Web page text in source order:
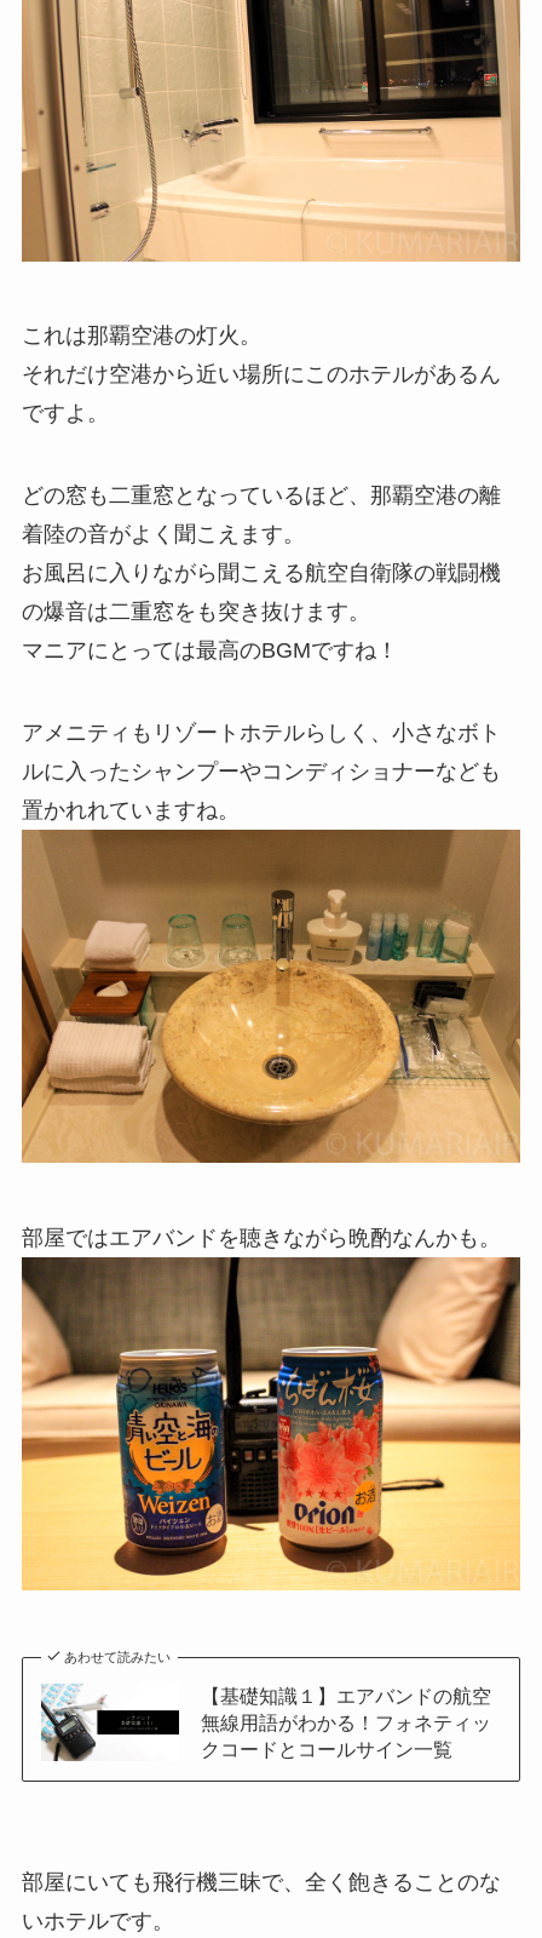
これは那覇空港の灯火。
それだけ空港から近い場所にこのホテルがあるん
ですよ。
どの窓も二重窓となっているほど、那覇空港の離
着陸の音がよく聞こえます。
お風呂に入りながら聞こえる航空自衛隊の戦闘機
の爆音は二重窓をも突き抜けます。
マニアにとっては最高のBGMですね！
アメニティもリゾートホテルらしく、小さなボト
ルに入ったシャンプーやコンディショナーなども
置かれれていますね。
部屋ではエアバンドを聴きながら晩酌なんかも。
あわせて読みたい
【基礎知識１】エアバンドの航空
無線用語がわかる！フォネティッ
クコードとコールサイン一覧
部屋にいても飛行機三昧で、全く飽きることのな
いホテルです。